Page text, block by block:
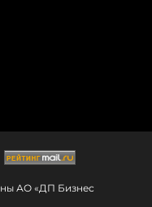
АО «ДП Бизнес